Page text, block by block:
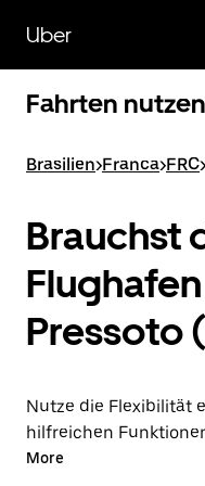
zum
Hauptinhalt
Uber
Fahrten nutzen
Brasilien>Franca>FRC>
Brauchst
Pressoto
Nutze die Flexibilität
hilfreichen
stattdessen eine
More